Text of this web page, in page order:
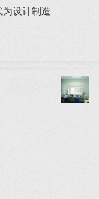
设计制造